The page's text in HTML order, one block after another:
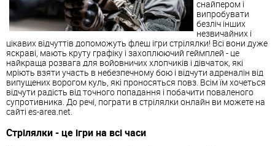
снайпером і
випробувати
безліч інших
незвичайних і
цікавих відчуттів допоможуть флеш ігри стрілялки! Всі вони дуже
яскраві, мають круту графіку і захоплюючий геймплей - це
найкраща розвага для войовничих хлопчиків і дівчаток, які
мріють взяти участь в небезпечному бою і відчути адреналін від
випущених ворогом куль, які проносяться повз. Всім їм хочеться
відчути радість від точного попадання і побачити поваленого
супротивника. До речі, пограти в стрілялки онлайн ви можете на
сайті es-area.net.
Стрілялки - це ігри на всі часи